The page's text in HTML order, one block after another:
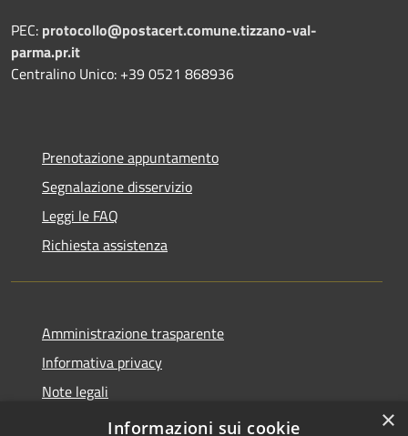
PEC: protocollo@postacert.comune.tizzano-val-
parma.pr.it
Centralino Unico: +39 0521 868936
Prenotazione appuntamento
Segnalazione disservizio
Leggi le FAQ
Richiesta assistenza
Amministrazione trasparente
Informativa privacy
Note legali
Dichiarazione di accessibilità
×
Informazioni sui cookie